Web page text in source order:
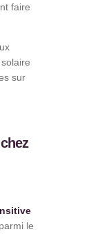
faire
sur
le